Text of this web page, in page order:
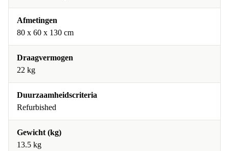
Afmetingen
80 x 60 x 130 cm
Draagvermogen
22 kg
Duurzaamheidscriteria
Refurbished
Gewicht (kg)
13.5 kg